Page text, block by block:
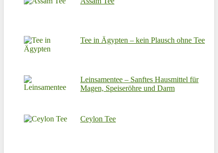
Tee in Ägypten – kein Plausch ohne Tee
Leinsamentee – Sanftes Hausmittel für
Magen, Speiseröhre und Darm
Ceylon Tee